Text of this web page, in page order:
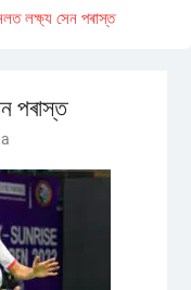
লক্ষ্য সেন পৰাস্ত
পৰাস্ত